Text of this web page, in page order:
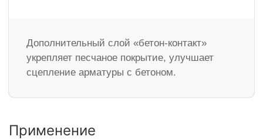
Дополнительный слой «бетон-контакт»
укрепляет песчаное покрытие, улучшает
сцепление арматуры с бетоном.
Применение